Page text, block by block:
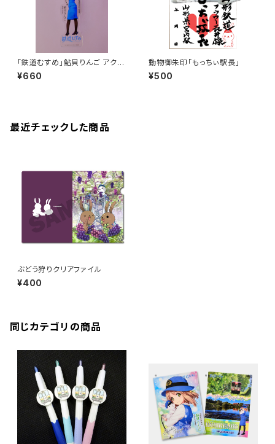
「鉄道むすめ」鮎貝りんご アクリ
ルキーホルダー
¥660
動物御朱印「もっちぃ駅長」
¥500
最近チェックした商品
ぶどう狩りクリアファイル
¥400
同じカテゴリの商品